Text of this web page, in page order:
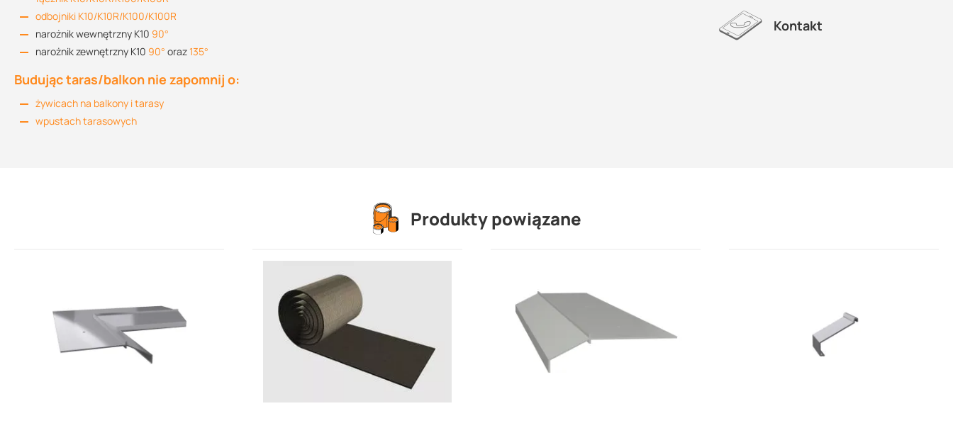
odbojniki K10/K10R/K100/K100R
narożnik wewnętrzny K10 90°
narożnik zewnętrzny K10 90° oraz135°
Budując taras/balkon nie zapomnij o:
żywicach na balkony i tarasy
wpustach tarasowych
Kontakt
Produkty powiązane